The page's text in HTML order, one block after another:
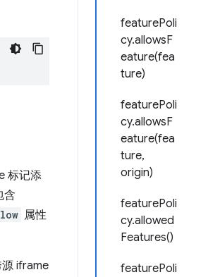
featurePoli
cy.allowsF
eature(fea
ture)
featurePoli
cy.allowsF
eature(fea
ture,
origin)
featurePoli
cy.allowed
Features()
featurePoli
标记添
含
属性
iframe